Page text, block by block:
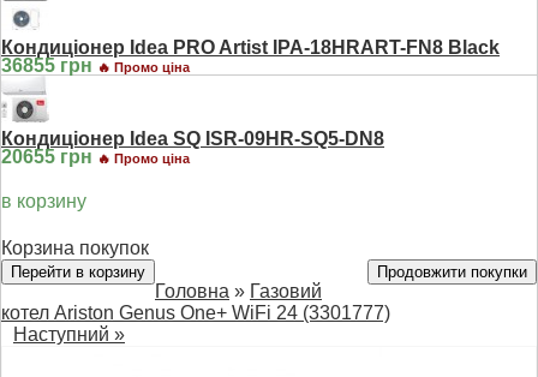
Кондиціонер Idea PRO Artist IPA-18HRART-FN8 Black
36855 грн 🔥 Промо ціна
Кондиціонер Idea SQ ISR-09HR-SQ5-DN8
20655 грн 🔥 Промо ціна
в корзину
Корзина покупок
Перейти в корзину Продовжити покупки
Головна » Газовий
котел Ariston Genus One+ WiFi 24 (3301777)
Наступний »